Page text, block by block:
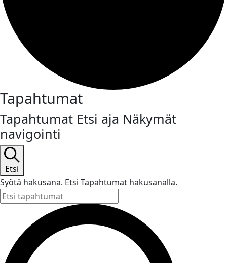
Tapahtumat
Tapahtumat Etsi aja Näkymät
navigointi
Etsi
Syötä hakusana. Etsi Tapahtumat hakusanalla.